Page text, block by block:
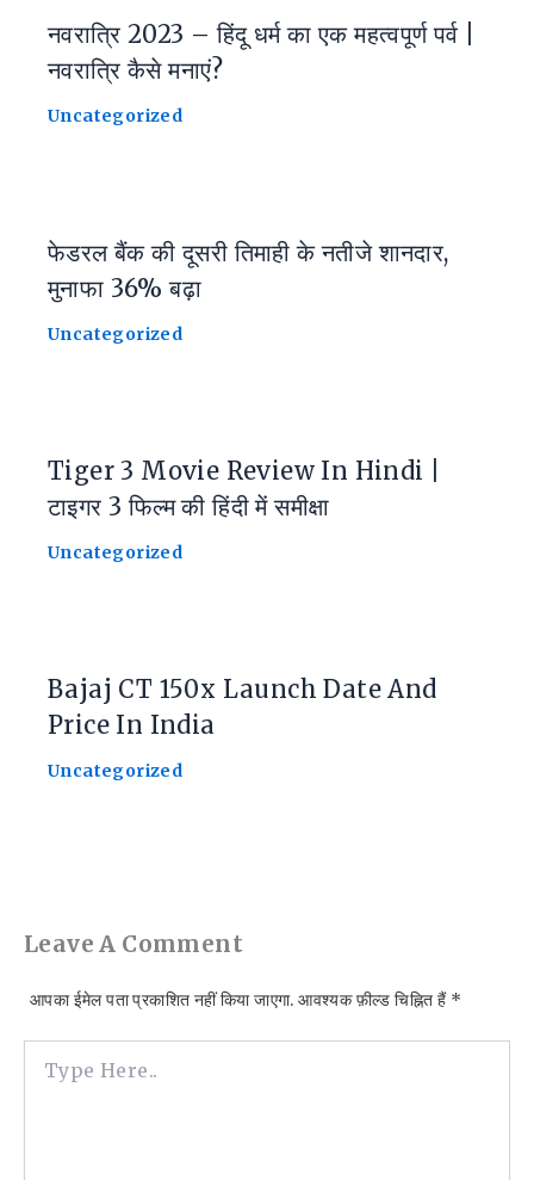
नवरात्रि 2023 – हिंदू धर्म का एक महत्वपूर्ण पर्व |
नवरात्रि कैसे मनाएं?
Uncategorized
फेडरल बैंक की दूसरी तिमाही के नतीजे शानदार,
मुनाफा 36% बढ़ा
Uncategorized
Tiger 3 Movie Review In Hindi |
टाइगर 3 फिल्म की हिंदी में समीक्षा
Uncategorized
Bajaj CT 150x Launch Date And
Price In India
Uncategorized
Leave A Comment
आपका ईमेल पता प्रकाशित नहीं किया जाएगा. आवश्यक फ़ील्ड चिह्नित हैं *
Here..